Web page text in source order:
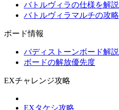
バトルヴィラの仕様を解説
バトルヴィラマルチの攻略
ボード情報
バディストーンボード解説
ボードの解放優先度
EXチャレンジ攻略
EXタケシ攻略